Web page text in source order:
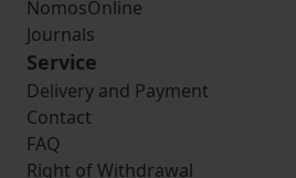
NomosOnline
Journals
Service
Delivery and Payment
Contact
FAQ
Right of Withdrawal